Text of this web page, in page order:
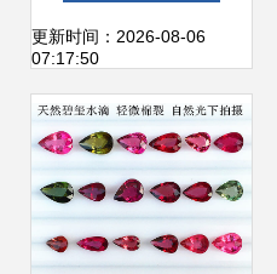
与翡翠专场交易盛
况解析
更新时间：2026-08-06
07:17:50